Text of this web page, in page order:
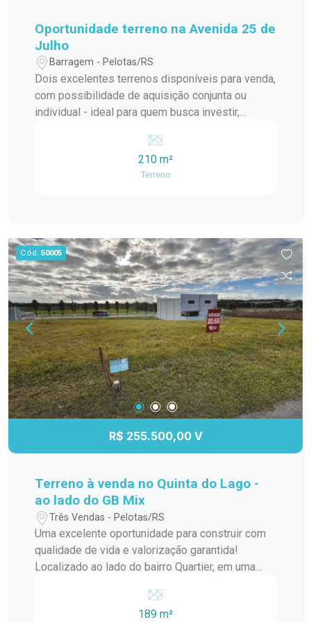
Oportunidade terreno na Avenida 25 de
Julho
Barragem - Pelotas/RS
Dois excelentes terrenos disponíveis para venda,
com possibilidade de aquisição conjunta ou
individual - ideal para quem busca investir,
localização estratégica e valorizada. Localização
privilegiada Ótima metragem e potencial
construtivo Perfeito para residência ou
realidade em uma das regiões que mais cresce e
se valoriza. Entre em contato para mais
informações e agende sua visita!
210 m²
Terreno
Cód. 50005
R$ 255.500,00 V
Terreno à venda no Quinta do Lago -
ao lado do GB Mix
Três Vendas - Pelotas/RS
Uma excelente oportunidade para construir com
qualidade de vida e valorização garantida!
Localizado ao lado do bairro Quartier, em uma
oferece o equilíbrio perfeito entre tranquilidade,
segurança e fácil acesso aos principais pontos
189 m²